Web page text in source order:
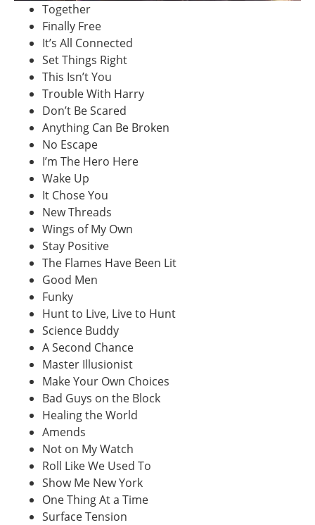
Together
Finally Free
It’s All Connected
Set Things Right
This Isn’t You
Trouble With Harry
Don’t Be Scared
Anything Can Be Broken
No Escape
I’m The Hero Here
Wake Up
It Chose You
New Threads
Wings of My Own
Stay Positive
The Flames Have Been Lit
Good Men
Funky
Hunt to Live, Live to Hunt
Science Buddy
A Second Chance
Master Illusionist
Make Your Own Choices
Bad Guys on the Block
Healing the World
Amends
Not on My Watch
Roll Like We Used To
Show Me New York
One Thing At a Time
Surface Tension